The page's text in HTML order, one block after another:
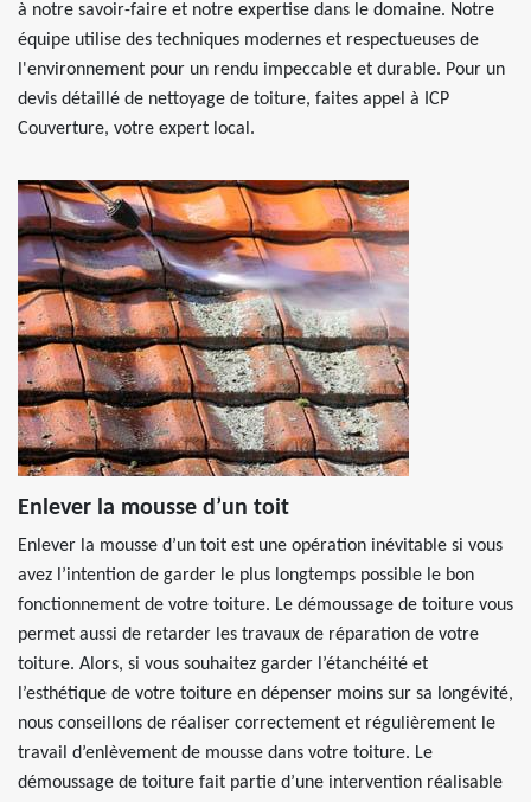
à notre savoir-faire et notre expertise dans le domaine. Notre
équipe utilise des techniques modernes et respectueuses de
l'environnement pour un rendu impeccable et durable. Pour un
devis détaillé de nettoyage de toiture, faites appel à ICP
Couverture, votre expert local.
Enlever la mousse d’un toit
Enlever la mousse d’un toit est une opération inévitable si vous
avez l’intention de garder le plus longtemps possible le bon
fonctionnement de votre toiture. Le démoussage de toiture vous
permet aussi de retarder les travaux de réparation de votre
toiture. Alors, si vous souhaitez garder l’étanchéité et
l’esthétique de votre toiture en dépenser moins sur sa longévité,
nous conseillons de réaliser correctement et régulièrement le
travail d’enlèvement de mousse dans votre toiture. Le
démoussage de toiture fait partie d’une intervention réalisable